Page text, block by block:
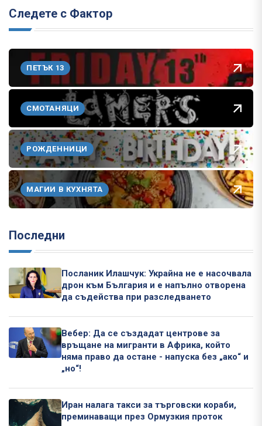
Следете с Фактор
ПЕТЪК 13
СМОТАНЯЦИ
РОЖДЕННИЦИ
МАГИИ В КУХНЯТА
Последни
Посланик Илашчук: Украйна не е насочвала
дрон към България и е напълно отворена
да съдейства при разследването
Вебер: Да се създадат центрове за
връщане на мигранти в Африка, който
няма право да остане - напуска без „ако“ и
„но“!
Иран налага такси за търговски кораби,
преминаващи през Ормузкия проток